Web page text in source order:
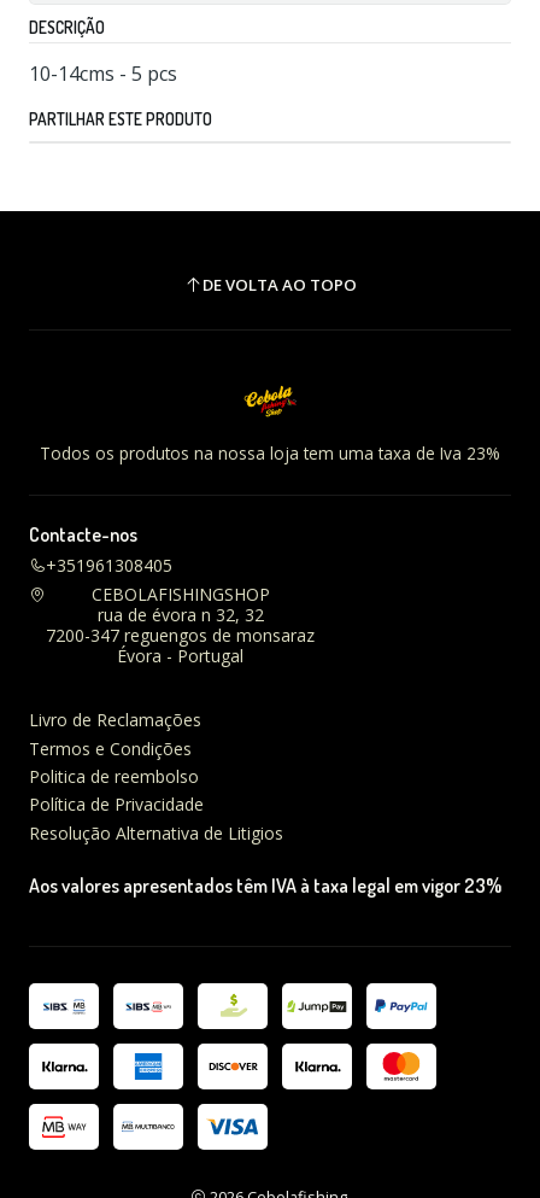
DESCRIÇÃO
10-14cms - 5 pcs
PARTILHAR ESTE PRODUTO
DE VOLTA AO TOPO
Todos os produtos na nossa loja tem uma taxa de Iva 23%
Contacte-nos
+351961308405
CEBOLAFISHINGSHOP
rua de évora n 32, 32
7200-347 reguengos de monsaraz
Évora - Portugal
Livro de Reclamações
Termos e Condições
Politica de reembolso
Política de Privacidade
Resolução Alternativa de Litigios
Aos valores apresentados têm IVA à taxa legal em vigor 23%